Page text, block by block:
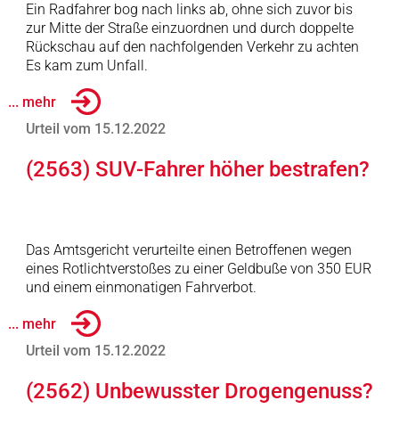
Ein Radfahrer bog nach links ab, ohne sich zuvor bis
zur Mitte der Straße einzuordnen und durch doppelte
Rückschau auf den nachfolgenden Verkehr zu achten
Es kam zum Unfall.
... mehr
Urteil vom 15.12.2022
(2563) SUV-Fahrer höher bestrafen?
Das Amtsgericht verurteilte einen Betroffenen wegen
eines Rotlichtverstoßes zu einer Geldbuße von 350 EUR
und einem einmonatigen Fahrverbot.
... mehr
Urteil vom 15.12.2022
(2562) Unbewusster Drogengenuss?